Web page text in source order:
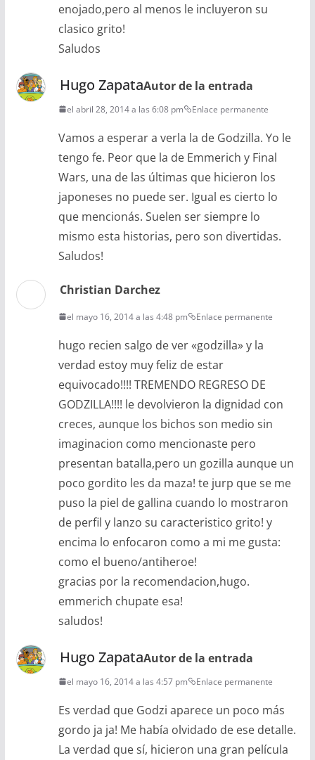
enojado,pero al menos le incluyeron su
clasico grito!
Saludos
Hugo ZapataAutor de la entrada
el abril 28, 2014 a las 6:08 pm Enlace permanente
Vamos a esperar a verla la de Godzilla. Yo le
tengo fe. Peor que la de Emmerich y Final
Wars, una de las últimas que hicieron los
japoneses no puede ser. Igual es cierto lo
que mencionás. Suelen ser siempre lo
mismo esta historias, pero son divertidas.
Saludos!
Christian Darchez
el mayo 16, 2014 a las 4:48 pm Enlace permanente
hugo recien salgo de ver «godzilla» y la
verdad estoy muy feliz de estar
equivocado!!!! TREMENDO REGRESO DE
GODZILLA!!!! le devolvieron la dignidad con
creces, aunque los bichos son medio sin
imaginacion como mencionaste pero
presentan batalla,pero un gozilla aunque un
poco gordito les da maza! te jurp que se me
puso la piel de gallina cuando lo mostraron
de perfil y lanzo su caracteristico grito! y
encima lo enfocaron como a mi me gusta:
como el bueno/antiheroe!
gracias por la recomendacion,hugo.
emmerich chupate esa!
saludos!
Hugo ZapataAutor de la entrada
el mayo 16, 2014 a las 4:57 pm Enlace permanente
Es verdad que Godzi aparece un poco más
gordo ja ja! Me había olvidado de ese detalle.
La verdad que sí, hicieron una gran película